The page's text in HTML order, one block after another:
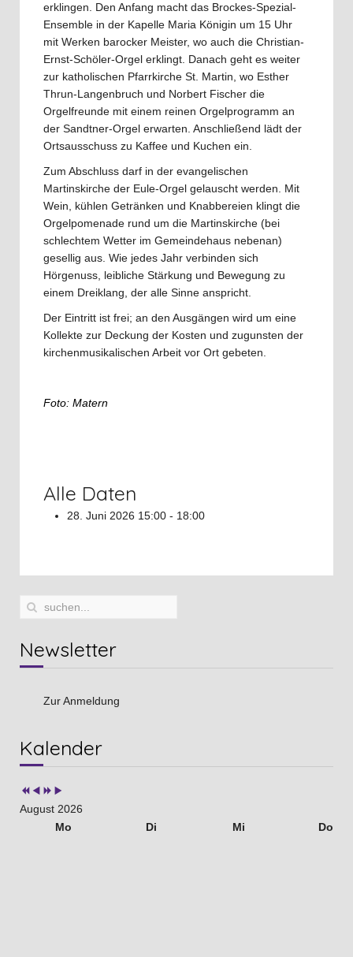
erklingen. Den Anfang macht das Brockes-Spezial-
Ensemble in der Kapelle Maria Königin um 15 Uhr
mit Werken barocker Meister, wo auch die Christian-
Ernst-Schöler-Orgel erklingt. Danach geht es weiter
zur katholischen Pfarrkirche St. Martin, wo Esther
Thrun-Langenbruch und Norbert Fischer die
Orgelfreunde mit einem reinen Orgelprogramm an
der Sandtner-Orgel erwarten. Anschließend lädt der
Ortsausschuss zu Kaffee und Kuchen ein.
Zum Abschluss darf in der evangelischen
Martinskirche der Eule-Orgel gelauscht werden. Mit
Wein, kühlen Getränken und Knabbereien klingt die
Orgelpomenade rund um die Martinskirche (bei
schlechtem Wetter im Gemeindehaus nebenan)
gesellig aus. Wie jedes Jahr verbinden sich
Hörgenuss, leibliche Stärkung und Bewegung zu
einem Dreiklang, der alle Sinne anspricht.
Der Eintritt ist frei; an den Ausgängen wird um eine
Kollekte zur Deckung der Kosten und zugunsten der
kirchenmusikalischen Arbeit vor Ort gebeten.
Foto: Matern
Alle Daten
28. Juni 2026 15:00 - 18:00
Newsletter
Zur Anmeldung
Kalender
Vorheriges
Jahr
Vorheriger
Monat
Nächstes
Jahr
Nächstes
Monat
August 2026
Mo
Di Mi Do